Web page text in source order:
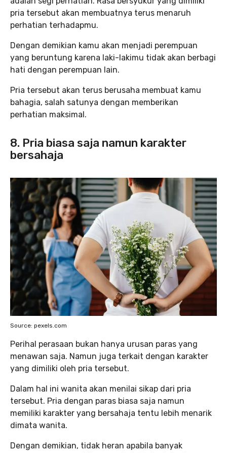
pria tersebut akan membuatnya terus menaruh
perhatian terhadapmu.
Dengan demikian kamu akan menjadi perempuan
yang beruntung karena laki-lakimu tidak akan berbagi
hati dengan perempuan lain.
Pria tersebut akan terus berusaha membuat kamu
bahagia, salah satunya dengan memberikan
perhatian maksimal.
8. Pria biasa saja namun karakter
bersahaja
Source: pexels.com
Perihal perasaan bukan hanya urusan paras yang
menawan saja. Namun juga terkait dengan karakter
yang dimiliki oleh pria tersebut.
Dalam hal ini wanita akan menilai sikap dari pria
tersebut. Pria dengan paras biasa saja namun
memiliki karakter yang bersahaja tentu lebih menarik
dimata wanita.
Dengan demikian, tidak heran apabila banyak